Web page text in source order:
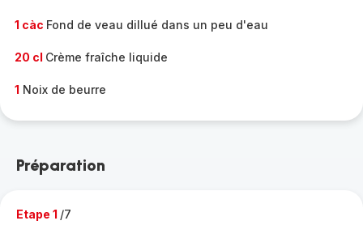
1 càc Fond de veau dillué dans un peu d'eau
20 cl Crème fraîche liquide
1 Noix de beurre
Préparation
Etape 1 /7